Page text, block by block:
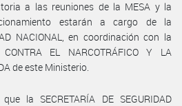
a las reuniones de la MESA y la
estarán a cargo de la
NACIONAL, en coordinación con la
CONTRA EL NARCOTRÁFICO Y LA
de este Ministerio.
la SECRETARÍA DE SEGURIDAD